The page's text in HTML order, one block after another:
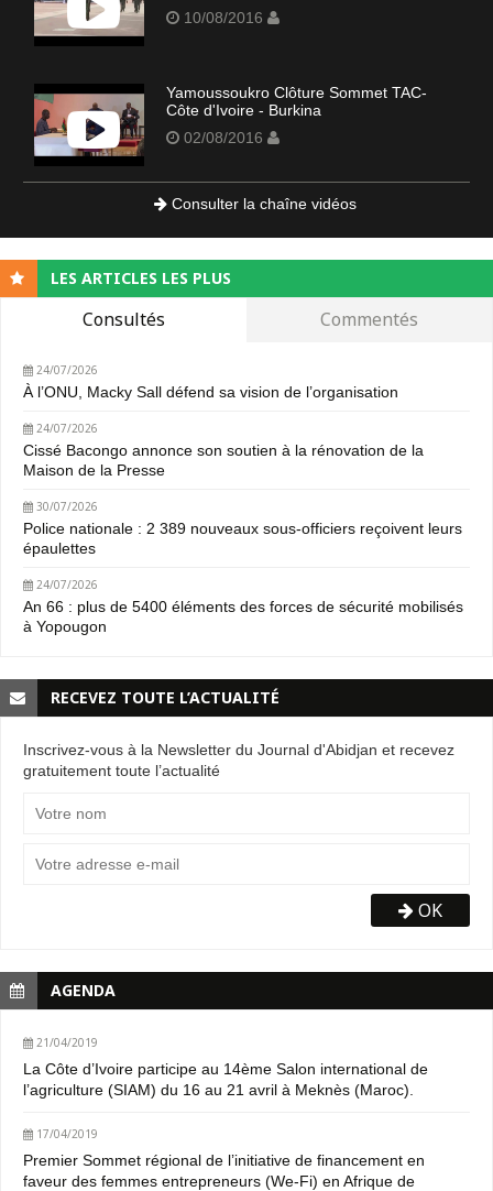
10/08/2016
Yamoussoukro Clôture Sommet TAC-
Côte d'Ivoire - Burkina
02/08/2016
Consulter la chaîne vidéos
LES ARTICLES LES PLUS
Consultés Commentés
24/07/2026
À l’ONU, Macky Sall défend sa vision de l’organisation
24/07/2026
Cissé Bacongo annonce son soutien à la rénovation de la
Maison de la Presse
30/07/2026
Police nationale : 2 389 nouveaux sous-officiers reçoivent leurs
épaulettes
24/07/2026
An 66 : plus de 5400 éléments des forces de sécurité mobilisés
à Yopougon
RECEVEZ TOUTE L’ACTUALITÉ
Inscrivez-vous à la Newsletter du Journal d'Abidjan et recevez
gratuitement toute l’actualité
OK
AGENDA
21/04/2019
La Côte d’Ivoire participe au 14ème Salon international de
l’agriculture (SIAM) du 16 au 21 avril à Meknès (Maroc).
17/04/2019
Premier Sommet régional de l’initiative de financement en
faveur des femmes entrepreneurs (We-Fi) en Afrique de